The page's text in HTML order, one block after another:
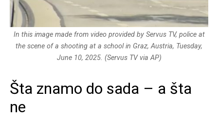
In this image made from video provided by Servus TV, police at
the scene of a shooting at a school in Graz, Austria, Tuesday,
June 10, 2025. (Servus TV via AP)
Šta znamo do sada – a šta
ne